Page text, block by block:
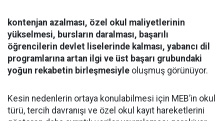
kontenjan azalması, özel okul maliyetlerinin
yükselmesi, bursların daralması, başarılı
öğrencilerin devlet liselerinde kalması, yabancı dil
programlarına artan ilgi ve üst başarı grubundaki
yoğun rekabetin birleşmesiyle oluşmuş görünüyor.
Kesin nedenlerin ortaya konulabilmesi için MEB’in okul
türü, tercih davranışı ve özel okul kayıt hareketlerini